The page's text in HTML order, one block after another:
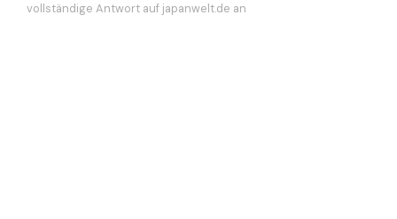
vollständige Antwort auf japanwelt.de an